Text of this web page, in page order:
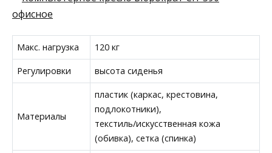
Макс. нагрузка 120 кг
Регулировки высота сиденья
Материалы
пластик (каркас, крестовина,
подлокотники),
текстиль/искусственная кожа
(обивка), сетка (спинка)